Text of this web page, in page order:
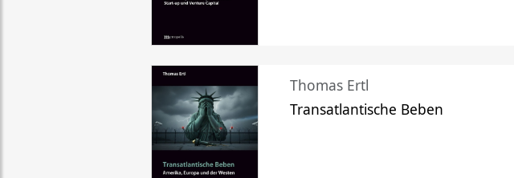
Thomas Ertl
Transatlantische Beben